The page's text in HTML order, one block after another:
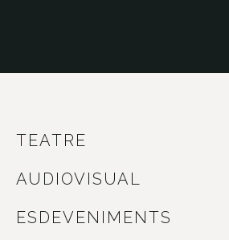
TEATRE
AUDIOVISUAL
ESDEVENIMENTS